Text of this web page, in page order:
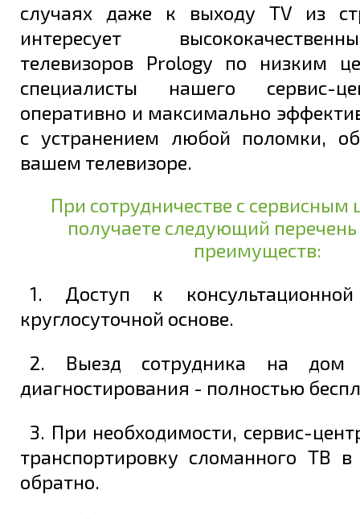
случаях даже к выходу TV из
интересует
телевизоров Prology по низким
специалисты нашего сервис-
оперативно и максимально
с устранением любой поломки,
вашем телевизоре.
При сотрудничестве с сервисным
получаете следующий
преимуществ:
1. Доступ к
круглосуточной основе.
2. Выезд сотрудника на дом
диагностирования - полностью
3. При необходимости, сервис-
транспортировку сломанного ТВ
обратно.